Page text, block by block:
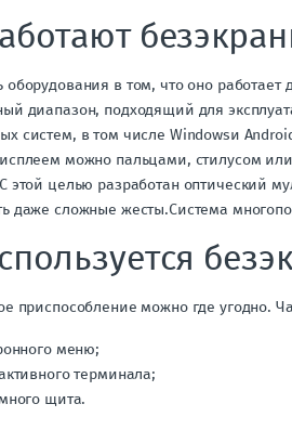
оборудования в том, что оно
диапазон, подходящий для
систем, в том числе Windowsи
можно пальцами, стилусом
этой целью разработан оптический
даже сложные жесты.Система
приспособление можно где угодно.
меню;
терминала;
щита.